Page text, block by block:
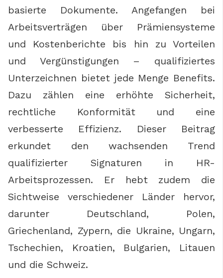
basierte Dokumente. Angefangen bei
Arbeitsverträgen über Prämiensysteme
und Kostenberichte bis hin zu Vorteilen
und Vergünstigungen – qualifiziertes
Unterzeichnen bietet jede Menge Benefits.
Dazu zählen eine erhöhte Sicherheit,
rechtliche Konformität und eine
verbesserte Effizienz. Dieser Beitrag
erkundet den wachsenden Trend
qualifizierter Signaturen in HR-
Arbeitsprozessen. Er hebt zudem die
Sichtweise verschiedener Länder hervor,
darunter Deutschland, Polen,
Griechenland, Zypern, die Ukraine, Ungarn,
Tschechien, Kroatien, Bulgarien, Litauen
und die Schweiz.